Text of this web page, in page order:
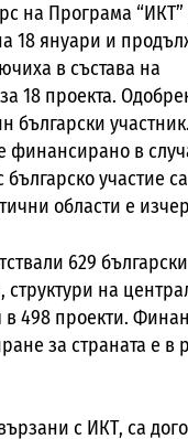
на Програма
18 януари и
в състава на
18 проекта.
български
финансирано в
участие са
области е
629 български
на
498 проекти.
за страната е в
с ИКТ, са